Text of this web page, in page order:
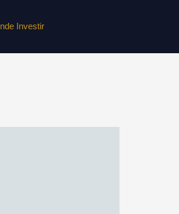
Investir